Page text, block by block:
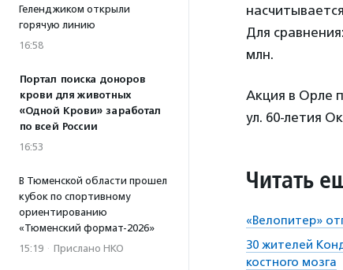
Геленджиком открыли
горячую линию
16:58
Портал поиска доноров
крови для животных
«Одной Крови» заработал
по всей России
16:53
В Тюменской области прошел
кубок по спортивному
ориентированию
«Тюменский формат-2026»
15:19 · Прислано НКО
Для
млн.
Акция в Орле
ул. 60-летия
Читать
«Велопитер»
30 жителей
костного мозга